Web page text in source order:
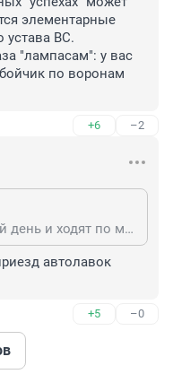
элементарные
устава ВС.
"лампасам": у вас
по воронам
+6 –2
У них воскресение выходной день и ходят по магазинам, кормят их не очень
автолавок
+5 –0